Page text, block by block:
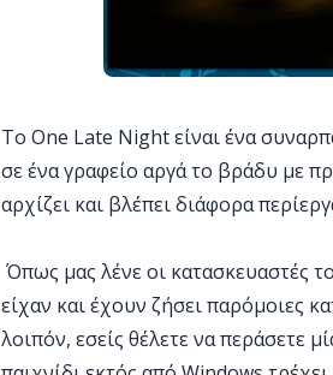
Το One Late Night είναι ένα
σε ένα γραφείο αργά το βράδυ με
αρχίζει και βλέπει διάφορα
Όπως μας λένε οι κατασκευαστές
είχαν και έχουν ζήσει παρόμοιες
λοιπόν, εσείς θέλετε να περάσετε